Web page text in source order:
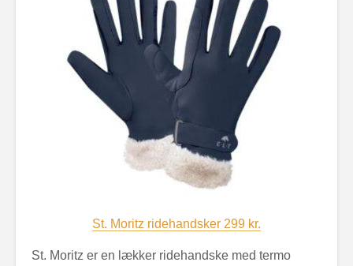
St. Moritz ridehandsker 299 kr.
St. Moritz er en lækker ridehandske med termo